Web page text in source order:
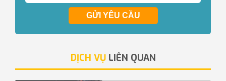
GỬI YÊU CẦU
DỊCH VỤLIÊN QUAN